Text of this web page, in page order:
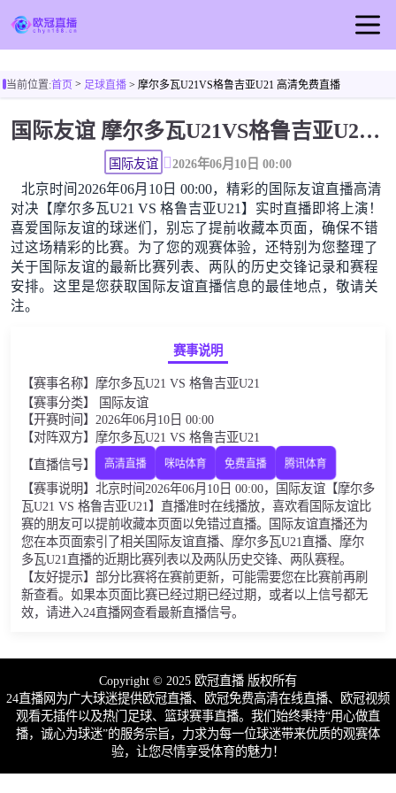
足球直播
欧冠视频
欧冠新闻
当前位置:首页> 足球直播> 摩尔多瓦U21VS格鲁吉亚U21 高清免费直播
国际友谊 摩尔多瓦U21VS格鲁吉亚U21高清直播免费观看
国际友谊 2026年06月10日 00:00
北京时间2026年06月10日 00:00，精彩的国际友谊直播高清
对决【摩尔多瓦U21 VS 格鲁吉亚U21】实时直播即将上演！
喜爱国际友谊的球迷们，别忘了提前收藏本页面，确保不错
过这场精彩的比赛。为了您的观赛体验，还特别为您整理了
关于国际友谊的最新比赛列表、两队的历史交锋记录和赛程
安排。这里是您获取国际友谊直播信息的最佳地点，敬请关
注。
赛事说明
【赛事名称】摩尔多瓦U21 VS 格鲁吉亚U21
【赛事分类】 国际友谊
【开赛时间】2026年06月10日 00:00
【对阵双方】摩尔多瓦U21 VS 格鲁吉亚U21
【直播信号】
高清直播 咪咕体育 免费直播 腾讯体育
【赛事说明】北京时间2026年06月10日 00:00，国际友谊【摩尔多
瓦U21 VS 格鲁吉亚U21】直播准时在线播放，喜欢看国际友谊比
赛的朋友可以提前收藏本页面以免错过直播。国际友谊直播还为
您在本页面索引了相关国际友谊直播、摩尔多瓦U21直播、摩尔
多瓦U21直播的近期比赛列表以及两队历史交锋、两队赛程。
【友好提示】部分比赛将在赛前更新，可能需要您在比赛前再刷
新查看。如果本页面比赛已经过期已经过期，或者以上信号都无
效，请进入24直播网查看最新直播信号。
Copyright © 2025 欧冠直播 版权所有
24直播网为广大球迷提供欧冠直播、欧冠免费高清在线直播、欧冠视频
观看无插件以及热门足球、篮球赛事直播。我们始终秉持“用心做直
播，诚心为球迷”的服务宗旨，力求为每一位球迷带来优质的观赛体
验，让您尽情享受体育的魅力！